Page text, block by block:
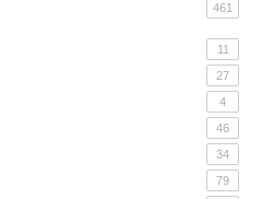
461
11
27
4
46
34
79